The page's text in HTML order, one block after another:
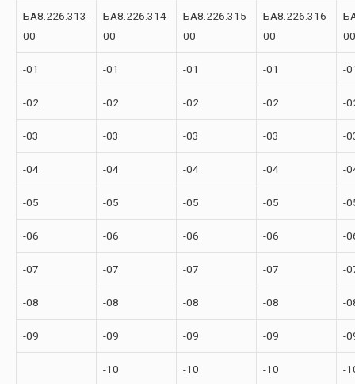
БА8.226.313-
00
БА8.226.314-
00
БА8.226.315-
00
БА8.226.316-
00
00
-01 -01 -01 -01 -
-02 -02 -02 -02 -
-03 -03 -03 -03 -
-04 -04 -04 -04 -
-05 -05 -05 -05 -
-06 -06 -06 -06 -
-07 -07 -07 -07 -
-08 -08 -08 -08 -
-09 -09 -09 -09 -
-10 -10 -10 -